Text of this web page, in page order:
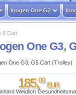
Inogen One G2
6 Cart
One G3,
One G3, G5 Cart (Trolley)
185,00
EUR
Weidlich